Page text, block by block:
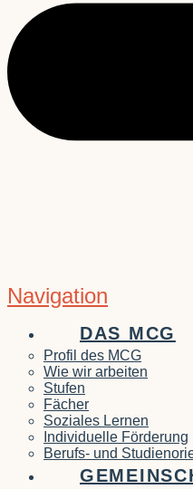
Navigation
DAS MCG
Profil des MCG
Wie wir arbeiten
Stufen
Fächer
Soziales Lernen
Individuelle Förderung
Berufs- und